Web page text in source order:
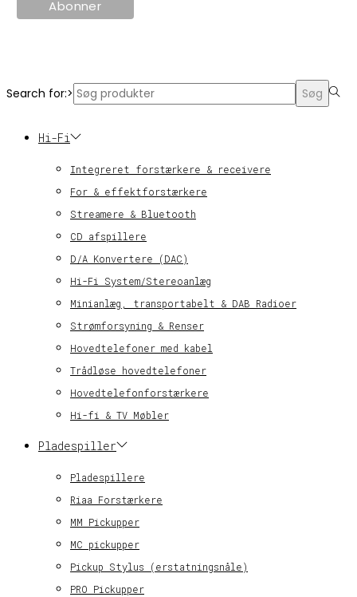
Search for:> Søg
Hi-Fi
Integreret forstærkere & receivere
For & effektforstærkere
Streamere & Bluetooth
CD afspillere
D/A Konvertere (DAC)
Hi-Fi System/Stereoanlæg
Minianlæg, transportabelt & DAB Radioer
Strømforsyning & Renser
Hovedtelefoner med kabel
Trådløse hovedtelefoner
Hovedtelefonforstærkere
Hi-fi & TV Møbler
Pladespiller
Pladespillere
Riaa Forstærkere
MM Pickupper
MC pickupper
Pickup Stylus (erstatningsnåle)
PRO Pickupper